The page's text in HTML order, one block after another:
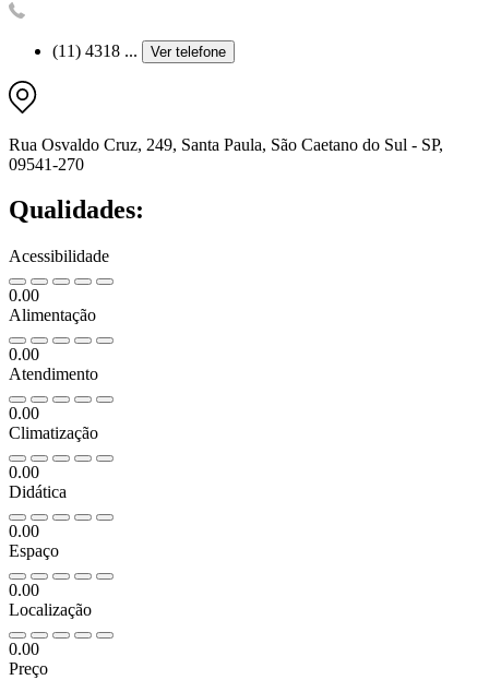
(11) 4318 ... Ver telefone
Rua Osvaldo Cruz, 249, Santa Paula, São Caetano do Sul - SP,
09541-270
Qualidades:
Acessibilidade
0.00
Alimentação
0.00
Atendimento
0.00
Climatização
0.00
Didática
0.00
Espaço
0.00
Localização
0.00
Preço